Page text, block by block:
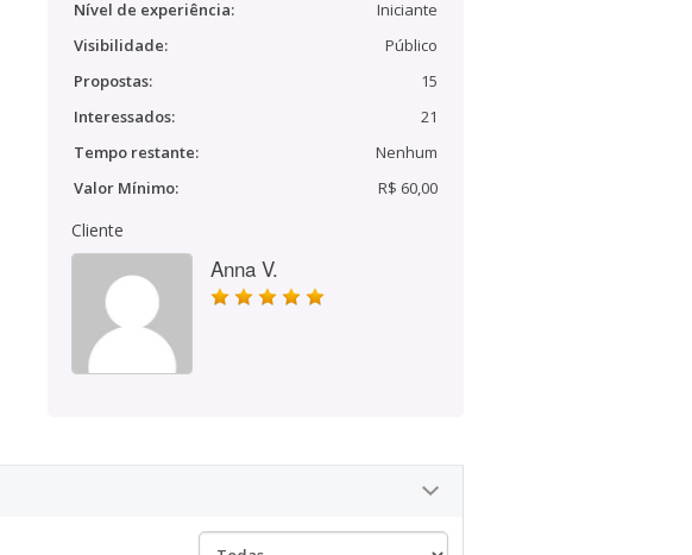
Nível de experiência:
Iniciante
Visibilidade:
Público
Propostas:
15
Interessados:
21
Tempo restante:
Nenhum
Valor Mínimo:
R$ 60,00
Cliente
Anna V.